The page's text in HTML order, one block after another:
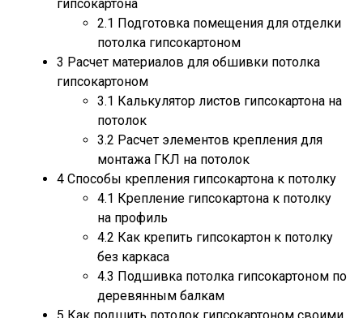
гипсокартона
2.1 Подготовка помещения для отделки
потолка гипсокартоном
3 Расчет материалов для обшивки потолка
гипсокартоном
3.1 Калькулятор листов гипсокартона на
потолок
3.2 Расчет элементов крепления для
монтажа ГКЛ на потолок
4 Способы крепления гипсокартона к потолку
4.1 Крепление гипсокартона к потолку
на профиль
4.2 Как крепить гипсокартон к потолку
без каркаса
4.3 Подшивка потолка гипсокартоном по
деревянным балкам